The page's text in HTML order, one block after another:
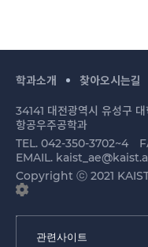
학과소개 찾아오시는길
34141 대전광역시 유성구
항공우주공학과
TEL. 042-350-3702~4
EMAIL.
Copyright ⓒ 2021